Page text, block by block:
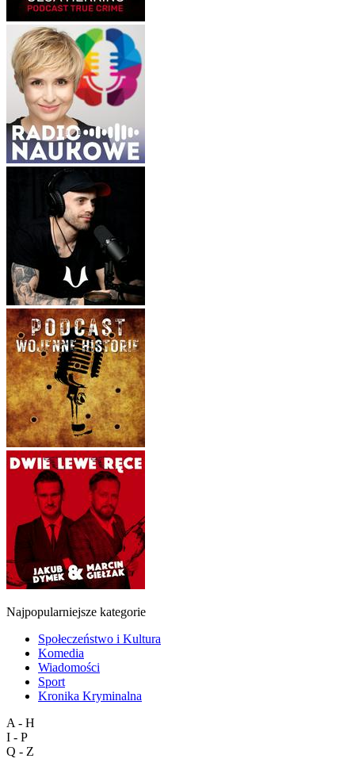
Najpopularniejsze kategorie
Społeczeństwo i Kultura
Komedia
Wiadomości
Sport
Kronika Kryminalna
A - H
I - P
Q - Z